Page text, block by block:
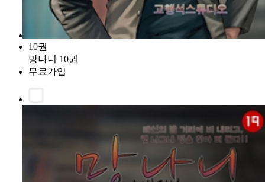
10권
망나니 10권
무료가입